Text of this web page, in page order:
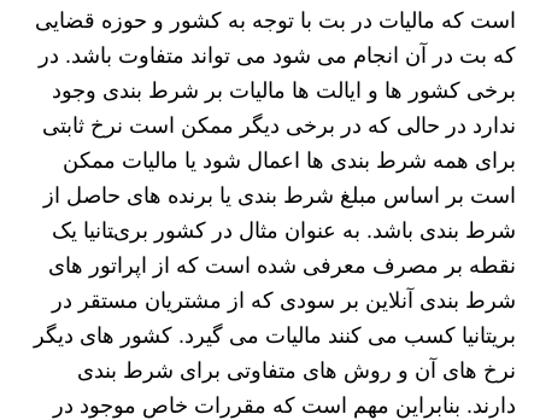
است که مالیات در بت با توجه به کشور و حوزه قضایی
که بت در آن انجام می شود می تواند متفاوت باشد. در
برخی کشور ها و ایالت ها مالیات بر شرط بندی وجود
ندارد در حالی که در برخی دیگر ممکن است نرخ ثابتی
برای همه شرط بندی ها اعمال شود یا مالیات ممکن
است بر اساس مبلغ شرط بندی یا برنده های حاصل از
شرط بندی باشد. به عنوان مثال در کشور بریتانیا یک
نقطه بر مصرف معرفی شده است که از اپراتور های
شرط بندی آنلاین بر سودی که از مشتریان مستقر در
بریتانیا کسب می کنند مالیات می گیرد. کشور های دیگر
نرخ های آن و روش های متفاوتی برای شرط بندی
دارند. بنابراین مهم است که مقررات خاص موجود در